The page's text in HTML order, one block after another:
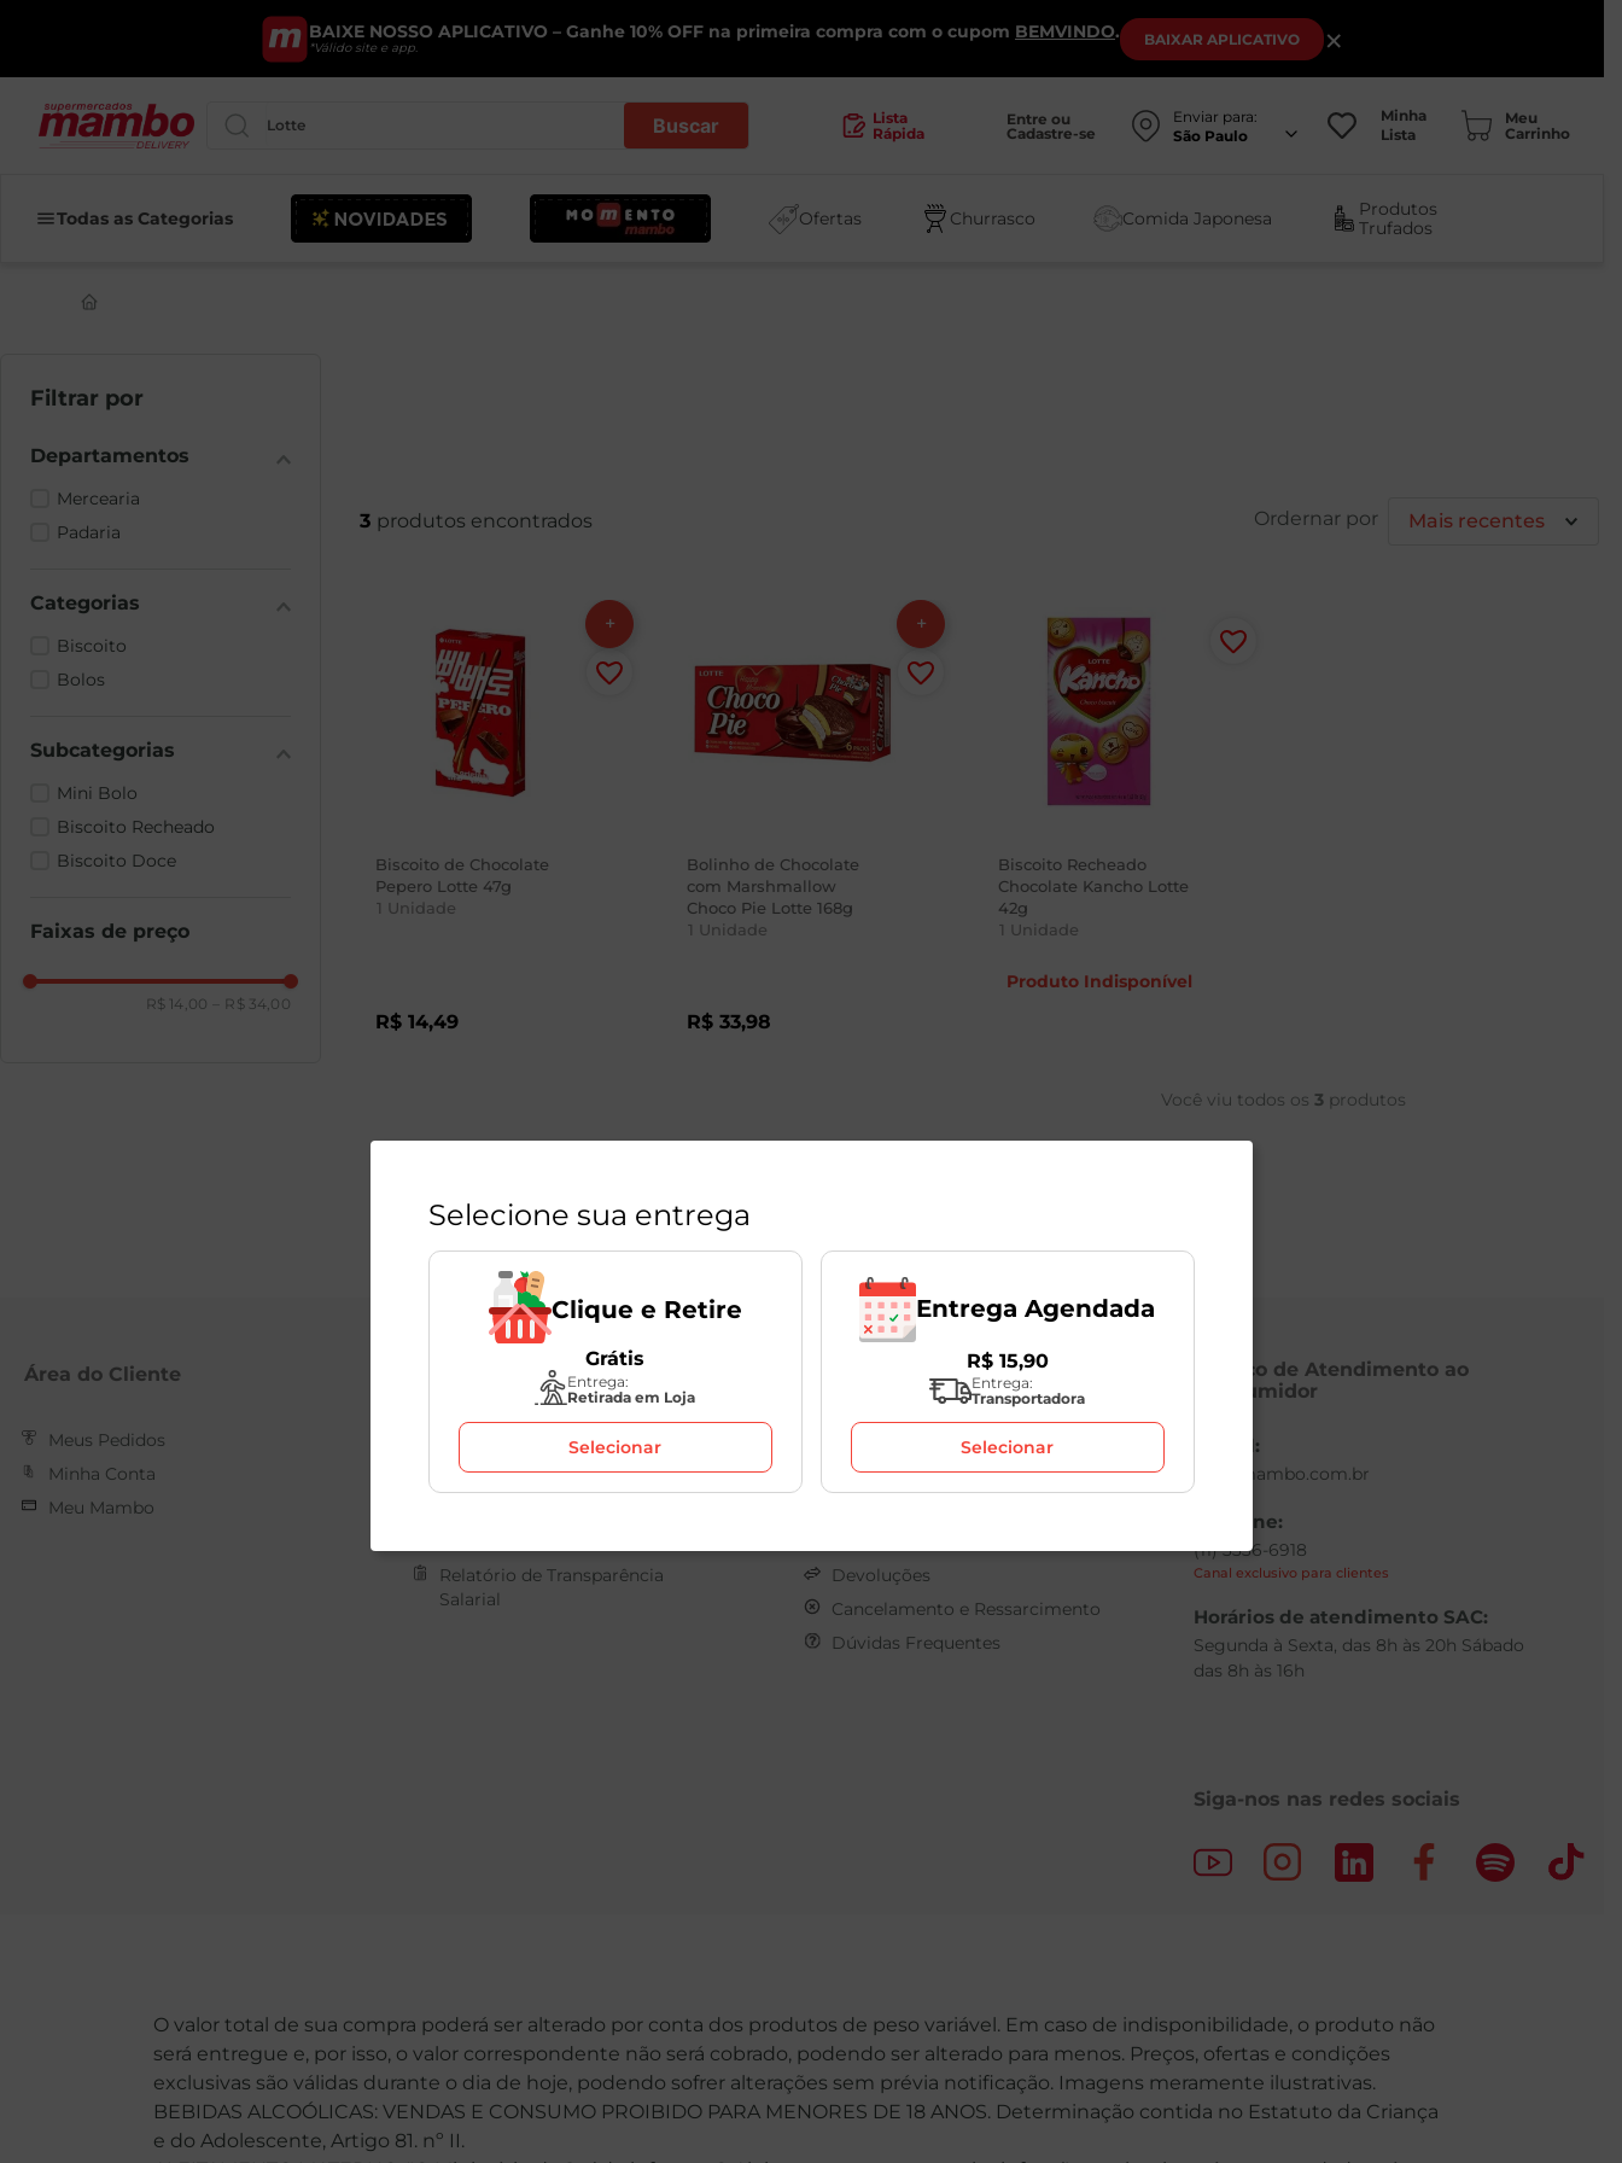
BAIXE NOSSO APLICATIVO – Ganhe 10% OFF na primeira compra com o cupom BEMVINDO.
*Válido site e app. BAIXAR APLICATIVO ×
Pesquise por produtos ou marcas...
Lista
Rápida
Entre ou
Cadastre-se
Enviar para:
São Paulo
Minha
Lista
Todas as Categorias Ofertas Churrasco Comida Japonesa
Produtos
Trufados
Mercearia
Padaria
Biscoito
Bolos
Mini Bolo
Biscoito Recheado
Biscoito Doce
Faixas de preço
R$ 14,00 R$ 34,00
3 Mais recentes
Biscoito de Chocolate
Pepero Lotte 47g
1 Unidade
R$ 14,49
Bolinho de Chocolate
com Marshmallow
Choco Pie Lotte 168g
1 Unidade
R$ 33,98
Produto Indisponível
Biscoito Recheado
Chocolate Kancho Lotte
42g
1 Unidade
Você viu todos os 3produtos
Área do Cliente
Meus Pedidos
Minha Conta
Meu Mambo
Quem Somos
Relatório de Transparência
Salarial
Sobre o seu Pedido
Clique e Retire
Devoluções
Cancelamento e Ressarcimento
Dúvidas Frequentes
Serviço de Atendimento ao
Consumidor
E-mail:
sac@mambo.com.br
Telefone:
(11) 3336-6918
Canal exclusivo para clientes
Horários de atendimento SAC:
Segunda à Sexta, das 8h às 20h Sábado
das 8h às 16h
Siga-nos nas redes sociais
O valor total de sua compra poderá ser alterado por conta dos produtos de peso variável. Em caso de indisponibilidade, o produto não
será entregue e, por isso, o valor correspondente não será cobrado, podendo ser alterado para menos. Preços, ofertas e condições
exclusivas são válidas durante o dia de hoje, podendo sofrer alterações sem prévia notificação. Imagens meramente ilustrativas.
BEBIDAS ALCOÓLICAS: VENDAS E CONSUMO PROIBIDO PARA MENORES DE 18 ANOS. Determinação contida no Estatuto da Criança
e do Adolescente, Artigo 81. nº II.
Selecione sua entrega
Clique e Retire
Grátis
Entrega:
Retirada em Loja
Selecionar
Entrega Agendada
R$ 15,90
Entrega:
Transportadora
Selecionar